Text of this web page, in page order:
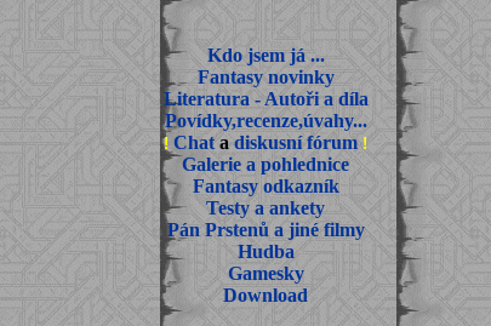
Kdo jsem já ...
Fantasy novinky
Literatura - Autoři a díla
Povídky,recenze,úvahy...
! Chatadiskusní fórum !
Galerie a pohlednice
Fantasy odkazník
Testy a ankety
Pán Prstenů a jiné filmy
Hudba
Gamesky
Download